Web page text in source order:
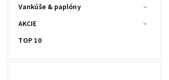
Vankúše & paplóny
AKCIE
TOP 10